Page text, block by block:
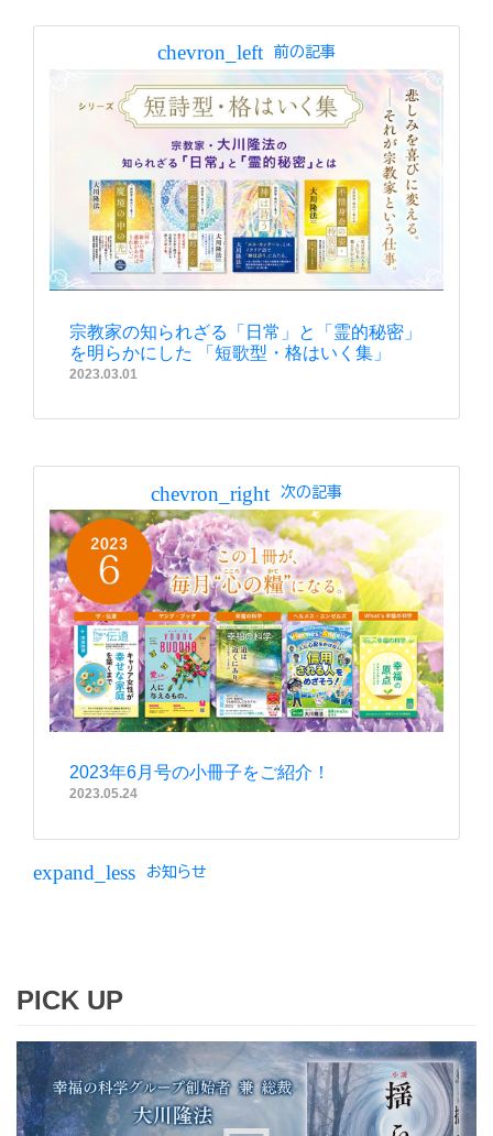
chevron_left 前の記事
宗教家の知られざる「日常」と「霊的秘密」
を明らかにした 「短歌型・格はいく集」
2023.03.01
chevron_right 次の記事
2023年6月号の小冊子をご紹介！
2023.05.24
expand_less お知らせ
PICK UP